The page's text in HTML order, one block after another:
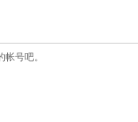
号吧。